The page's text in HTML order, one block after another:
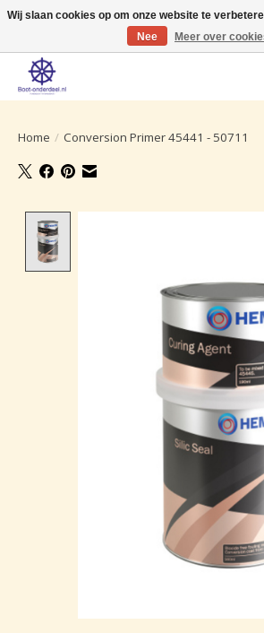
Ruime selectie producten voor uw boot
Home / Conversion Primer 45441 - 50711
Wij slaan cookies op om onze website te
Nee
Meer over